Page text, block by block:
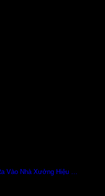
5 Bước Lắp Đặt Hệ Thống Kiểm Soát Ra Vào Nhà Xưởng Hiệu Quả